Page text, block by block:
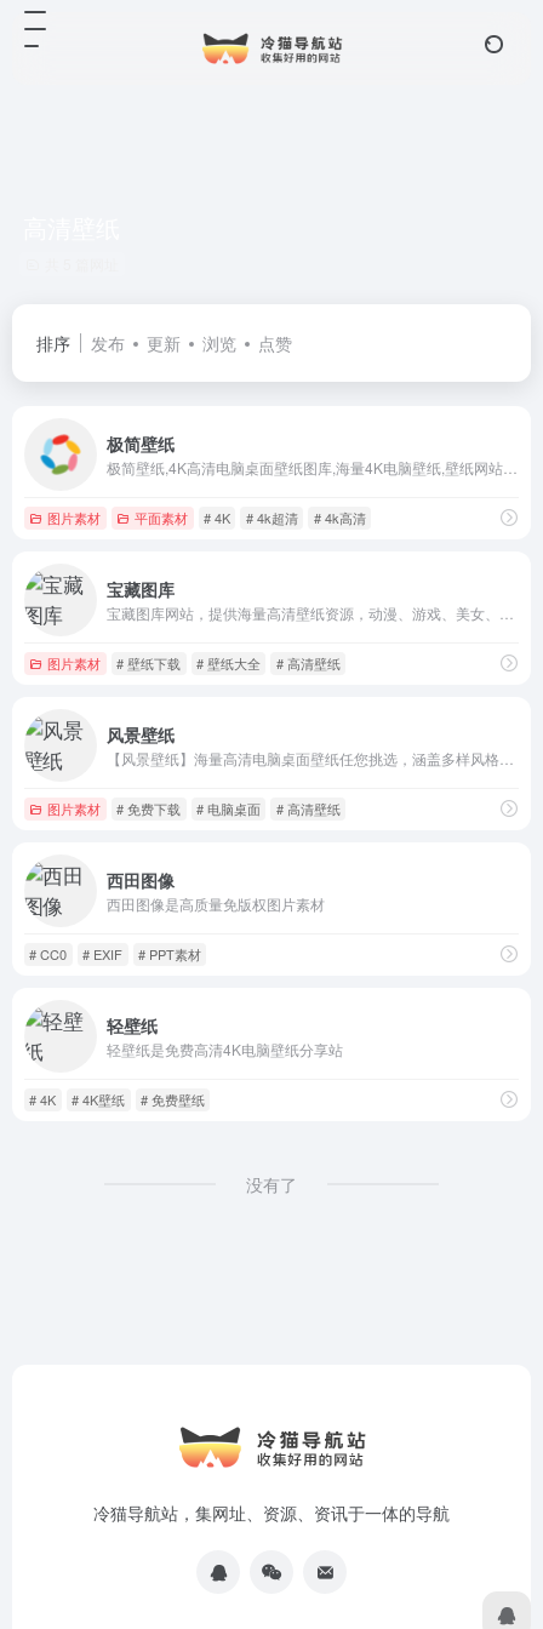
排序 发布 更新 浏览 点赞
极简壁纸
图片素材 平面素材 # 4K # 4k超清 # 4k高清
宝藏图库
图片素材 # 壁纸下载 # 壁纸大全 # 高清壁纸
风景壁纸
图片素材 # 免费下载 # 电脑桌面 # 高清壁纸
西田图像
西田图像是高质量免版权图片素材
# CC0 # EXIF # PPT素材
轻壁纸
轻壁纸是免费高清4K电脑壁纸分享站
# 4K # 4K壁纸 # 免费壁纸
没有了
冷猫导航站，集网址、资源、资讯于一体的导航